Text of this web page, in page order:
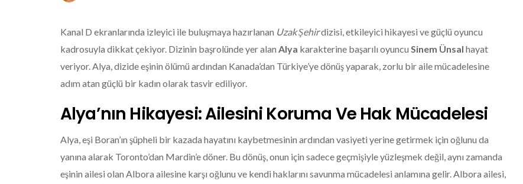
Kanal D ekranlarında izleyici ile buluşmaya hazırlanan Uzak Şehirdizisi, etkileyici hikayesi ve güçlü oyuncu
kadrosuyla dikkat çekiyor. Dizinin başrolünde yer alan Alya karakterine başarılı oyuncu Sinem Ünsal hayat
veriyor. Alya, dizide eşinin ölümü ardından Kanada’dan Türkiye’ye dönüş yaparak, zorlu bir aile mücadelesine
adım atan güçlü bir kadın olarak tasvir ediliyor.
Alya’nın Hikayesi: Ailesini Koruma Ve Hak Mücadelesi
Alya, eşi Boran’ın şüpheli bir kazada hayatını kaybetmesinin ardından vasiyeti yerine getirmek için oğlunu da
yanına alarak Toronto’dan Mardin’e döner. Bu dönüş, onun için sadece geçmişiyle yüzleşmek değil, aynı zamanda
eşinin ailesi olan Albora ailesine karşı oğlunu ve kendi haklarını savunma mücadelesi anlamına gelir. Albora ailesi,